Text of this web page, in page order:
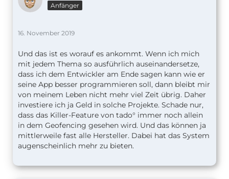
Anfänger
16. November 2019
Und das ist es worauf es ankommt. Wenn ich mich
mit jedem Thema so ausführlich auseinandersetze,
dass ich dem Entwickler am Ende sagen kann wie er
seine App besser programmieren soll, dann bleibt mir
von meinem Leben nicht mehr viel Zeit übrig. Daher
investiere ich ja Geld in solche Projekte. Schade nur,
dass das Killer-Feature von tado° immer noch allein
in dem Geofencing gesehen wird. Und das können ja
mittlerweile fast alle Hersteller. Dabei hat das System
augenscheinlich mehr zu bieten.